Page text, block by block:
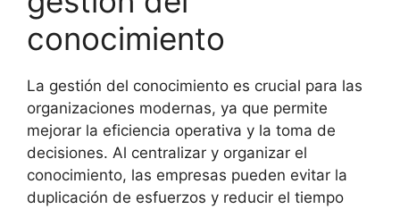
conocimiento
La gestión del conocimiento es crucial para las
organizaciones modernas, ya que permite
mejorar la eficiencia operativa y la toma de
decisiones. Al centralizar y organizar el
conocimiento, las empresas pueden evitar la
duplicación de esfuerzos y reducir el tiempo